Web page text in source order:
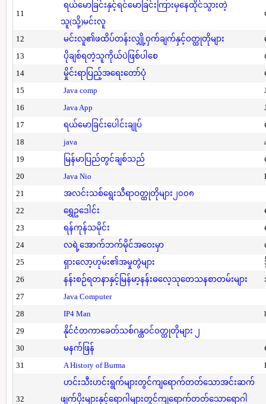
11
ရယ်မောခြင်းနှင့်ရင်မောခြင်းကြားမှနေထိုင်သွားတဲ့
သူ(သို့)မင်းလူ
12 မင်းလူ၏ဖထိပ်တန်းလျှို့ဝှက်ချက်နှင့်ဝတ္ထုတိုများ
13
ပိုချစ်ရတဲ့သူကိုယ်ပဲဖြစ်ပါစေ
14
မှိုင်းရာပြည့်အရေးတော်ပုံ
15
Java comp
16
Java App
17
ရယ်မောခြင်းပေါင်းချုပ်
18
java
19
မြန်မာပြည်တွင်ချစ်သည်
20
Java Nio
21
အလင်းသစ်ရွေးသီရာဝတ္ထုတိုများ၂၀၀၈
22
ရွှေဥဒေါင်း
23
ရန်ကုန်သမိုင်း
24
လရဲ့အောက်ဘက်မိုင်အဝေးမှာ
25
ရှားလော့ဟုမ်း၏အမှုတွဲများ
26
နန်းစဉ်ရတနာနှင့်မြန်မာ့နန်းဓလေ့သုတေသနစာတမ်းများ
27
Java Computer
28
IP4 Man
29
နိုင်ငံတကာခေတ်သစ်ဂန္ထဝင်ဝတ္ထုတိုများ ၂
30
မနက်ဖြန်
31
A History of Burma
32
ဟင်းသီးဟင်းရွက်များတွင်ကျရောက်တတ်သောအင်းဆက်
ဖျက်ပိုးများနှင့်ရောဂါများတွင်ကျရောက်တတ်သောရောဂါ